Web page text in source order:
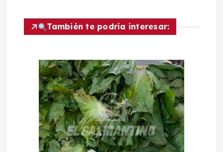
c
También te podría interesar: